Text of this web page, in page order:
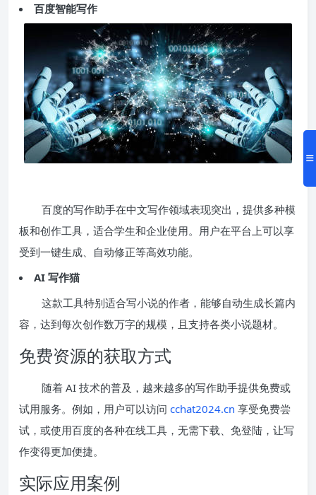
百度智能写作
百度的写作助手在中文写作领域表现突出，提供多种模
板和创作工具，适合学生和企业使用。用户在平台上可以享
受到一键生成、自动修正等高效功能。
AI 写作猫
这款工具特别适合写小说的作者，能够自动生成长篇内
容，达到每次创作数万字的规模，且支持各类小说题材。
免费资源的获取方式
随着 AI 技术的普及，越来越多的写作助手提供免费或
试用服务。例如，用户可以访问 cchat2024.cn 享受免费尝
试，或使用百度的各种在线工具，无需下载、免登陆，让写
作变得更加便捷。
实际应用案例